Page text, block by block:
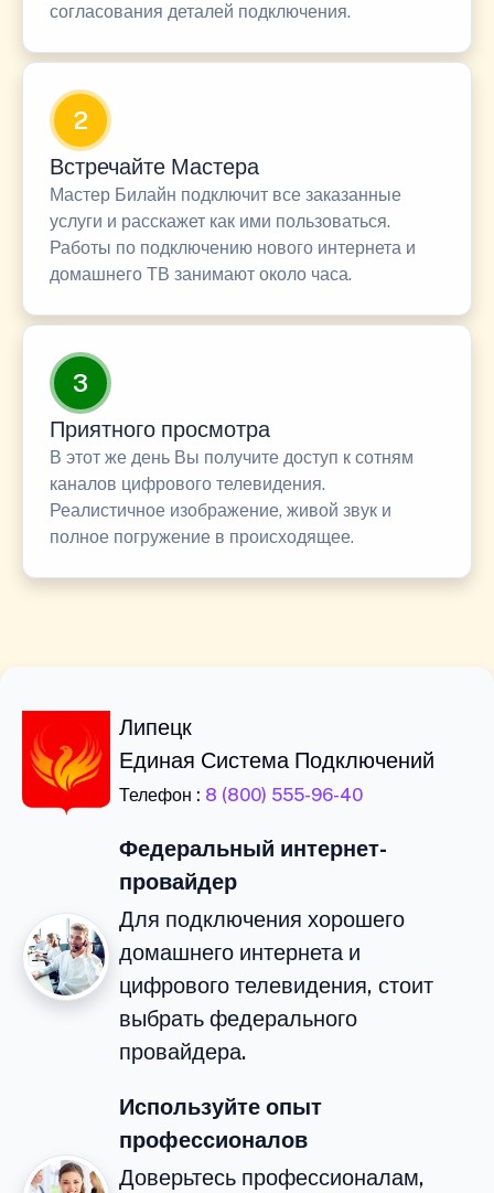
согласования деталей подключения.
2
Встречайте Мастера
Мастер Билайн подключит все заказанные
услуги и расскажет как ими пользоваться.
Работы по подключению нового интернета и
домашнего ТВ занимают около часа.
3
Приятного просмотра
В этот же день Вы получите доступ к сотням
каналов цифрового телевидения.
Реалистичное изображение, живой звук и
полное погружение в происходящее.
Липецк
Единая Система Подключений
Телефон : 8 (800) 555-96-40
Федеральный интернет-
провайдер
Для подключения хорошего
домашнего интернета и
цифрового телевидения, стоит
выбрать федерального
провайдера.
Используйте опыт
профессионалов
Доверьтесь профессионалам,